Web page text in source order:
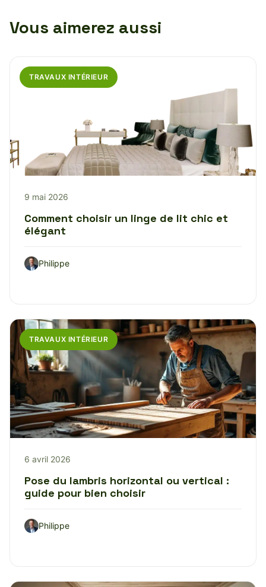
Vous aimerez aussi
TRAVAUX INTÉRIEUR
9 mai 2026
Comment choisir un linge de lit chic et
élégant
Philippe
TRAVAUX INTÉRIEUR
6 avril 2026
Pose du lambris horizontal ou vertical :
guide pour bien choisir
Philippe